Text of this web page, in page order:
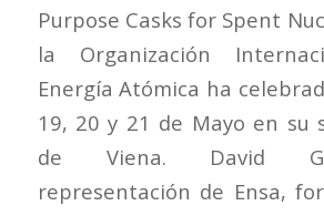
Purpose Casks for Spent
la Organización
Energía Atómica ha
19, 20 y 21 de Mayo en su
de Viena. David
representación de Ensa,